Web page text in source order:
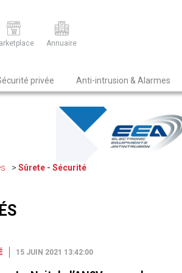
Annuaire
privée Anti-intrusion & Alarmes
Sûrete - Sécurité
15 JUIN 2021 13:42:00